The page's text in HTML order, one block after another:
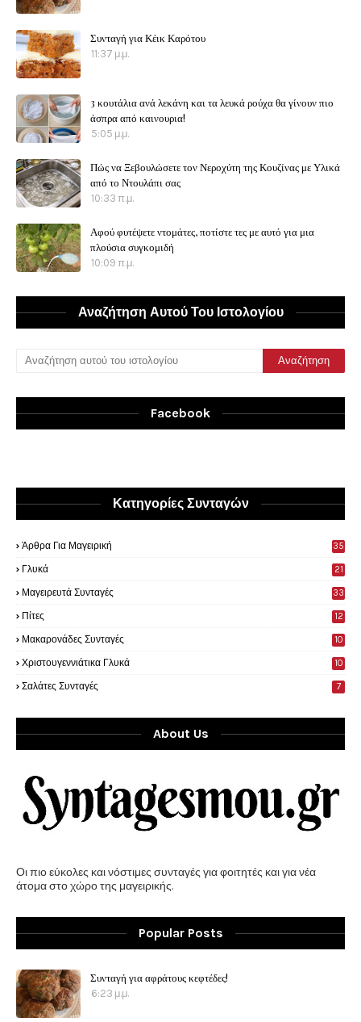
Συνταγή για Κέικ Καρότου
11:37 μ.μ.
3 κουτάλια ανά λεκάνη και τα λευκά ρούχα θα γίνουν πιο
άσπρα από καινουρια!
5:05 μ.μ.
Πώς να Ξεβουλώσετε τον Νεροχύτη της Κουζίνας με Υλικά
από το Ντουλάπι σας
10:33 π.μ.
Αφού φυτέψετε ντομάτες, ποτίστε τες με αυτό για μια
πλούσια συγκομιδή
10:09 π.μ.
Αναζήτηση Αυτού Του Ιστολογίου
Facebook
Κατηγορίες Συνταγών
Άρθρα Για Μαγειρική
35
Γλυκά
21
Μαγειρευτά Συνταγές 33
Πίτες 12
Μακαρονάδες Συνταγές 10
Χριστουγεννιάτικα Γλυκά 10
Σαλάτες Συνταγές 7
About Us
Οι πιο εύκολες και νόστιμες συνταγές για φοιτητές και για νέα
άτομα στο χώρο της μαγειρικής.
Popular Posts
Συνταγή για αφράτους κεφτέδες!
6:23 μ.μ.